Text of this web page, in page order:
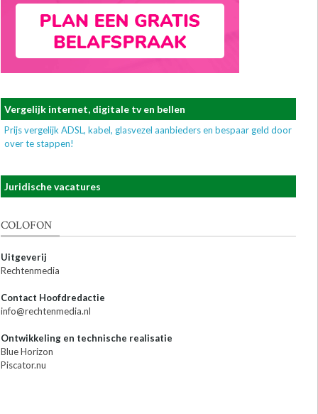
Vergelijk internet, digitale tv en bellen
Prijs vergelijk ADSL, kabel, glasvezel aanbieders en bespaar geld door
over te stappen!
Juridische vacatures
COLOFON
Uitgeverij
Rechtenmedia
Contact Hoofdredactie
info@rechtenmedia.nl
Ontwikkeling en technische realisatie
Blue Horizon
Piscator.nu